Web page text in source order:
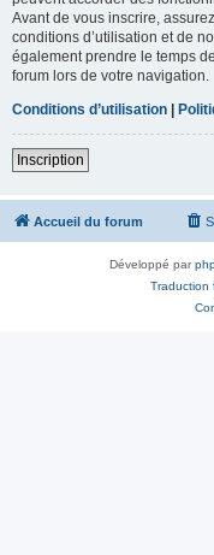
Avant de vous inscrire,
conditions d’utilisation et de
également prendre le temps
forum lors de votre navigation.
Conditions d’utilisation |
Inscription
Accueil du forum
Développé par
Traduction